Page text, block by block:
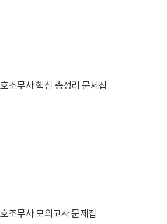
조무사 핵심 총정리 문제집
조무사 모의고사 문제집